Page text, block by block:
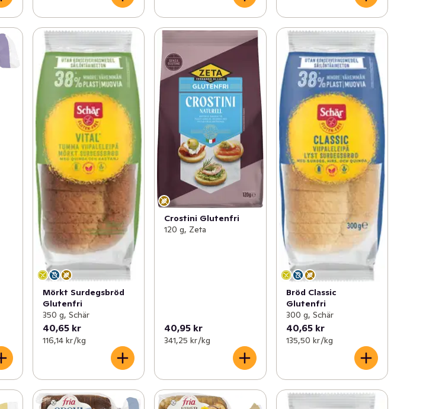
Mörkt Surdegsbröd
Glutenfri
350 g, Schär
40,65 kr
116,14 kr /kg
Crostini Glutenfri
120 g, Zeta
40,95 kr
341,25 kr /kg
Bröd Classic
Glutenfri
300 g, Schär
40,65 kr
135,50 kr /kg